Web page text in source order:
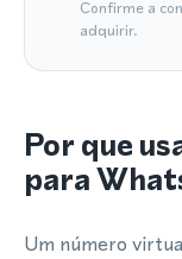
Confirme a
adquirir.
Por que
para
Um número